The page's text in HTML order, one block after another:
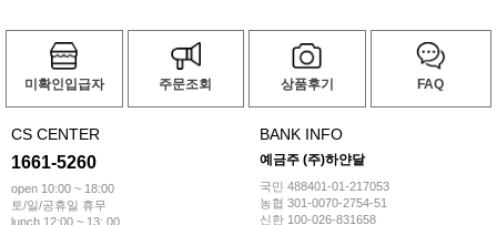
미확인입급자 주문조회 상품후기 FAQ
CS CENTER
1661-5260
open 10:00 ~ 18:00
토/일/공휴일 휴무
lunch 12:00 ~ 13: 00
BANK INFO
예금주 (주)하얀달
국민 488401-01-217053
농협 301-0070-2754-51
신한 100-026-831658